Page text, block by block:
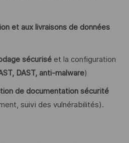
et aux livraisons de données
sécuriséet la configuration
DAST, anti-malware)
de documentation sécurité
suivi des vulnérabilités).